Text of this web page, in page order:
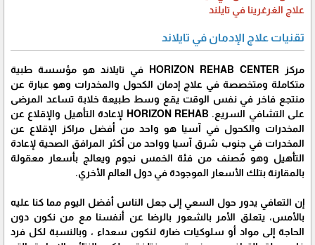
علاج الغرغرينا في تايلند
تقنيات علاج الإدمان في تايلاند
مركز HORIZON REHAB CENTER في تايلاند هو مؤسسة طبية
متكاملة ومتخصصة في علاج إدمان الكحول والمخدرات وهو عبارة عن
منتجع فاخر في نفس الوقت يقع وسط طبيعة خلابة تساعد المرضى
على التشافي السريع. HORIZON REHAB لإعادة التأهيل والإقلاع عن
المخدرات والكحول في آسيا هو واحد من أفضل مراكز الإقلاع عن
المخدرات في جنوب شرق آسيا وواحد من أكثر المرافق الصحية لإعادة
التأهيل وهو مٌصنف من فئة الخمس نجوم ويعالج بأسعار معقولة
بالمقارنة بتلك الأسعار الموجودة في دول العالم الأخري.
إن التعافي يدور حول السعي إلى جعل الناس أفضل اليوم مما كنا عليه
بالأمس، يتعلق الأمر بالشعور بالرضا عن أنفسنا مع من نكون دون
الحاجة إلى مواد أو سلوكيات ضارة لنكون سعداء ، وبالنسبة لكل فرد